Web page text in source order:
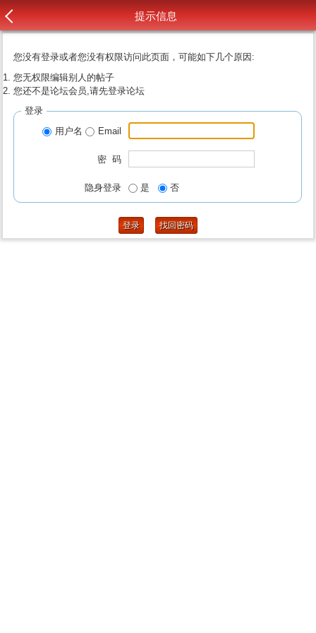
提示信息
您没有登录或者您没有权限访问此页面，可能如下几个原因:
您无权限编辑别人的帖子
您还不是论坛会员,请先登录论坛
登录
用户名
Email
密 码
隐身登录 是 否